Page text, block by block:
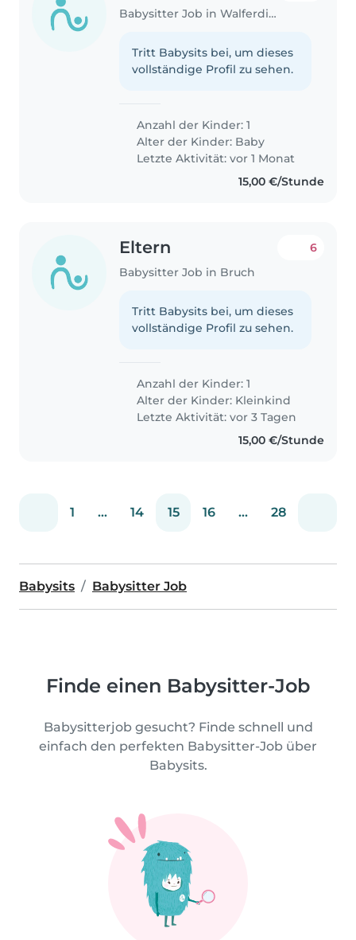
Babysitter Job in Walferdingen
Tritt Babysits bei, um dieses
vollständige Profil zu sehen.
Anzahl der Kinder: 1
Alter der Kinder: Baby
Letzte Aktivität: vor 1 Monat
15,00 €/Stunde
Eltern
Babysitter Job in Bruch
6
Tritt Babysits bei, um dieses
vollständige Profil zu sehen.
Anzahl der Kinder: 1
Alter der Kinder: Kleinkind
Letzte Aktivität: vor 3 Tagen
15,00 €/Stunde
1 ... 14 15 16 ... 28
Babysits Babysitter Job
Finde einen Babysitter-Job
Babysitterjob gesucht? Finde schnell und
einfach den perfekten Babysitter-Job über
Babysits.